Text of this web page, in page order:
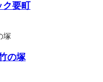
ク要町
の塚